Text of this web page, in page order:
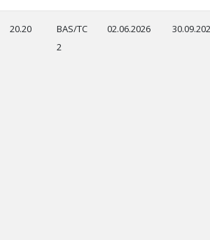
20.20
BAS/TC
2
02.06.2026